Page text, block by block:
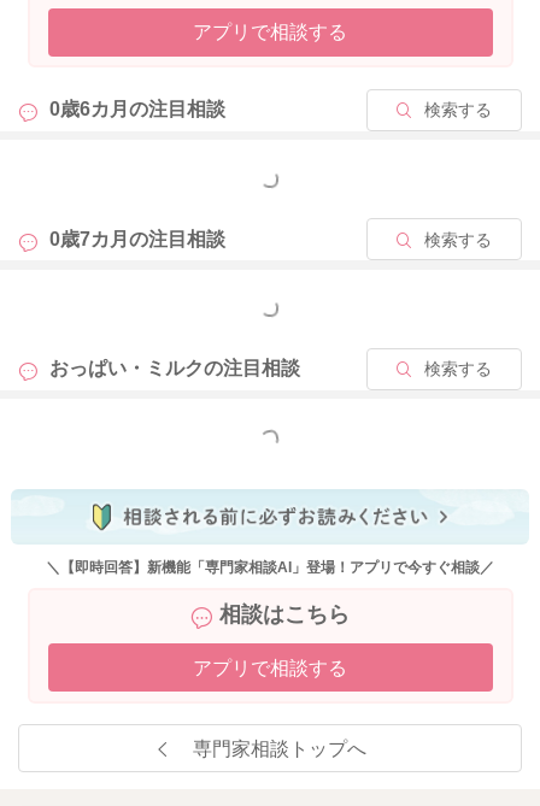
るといいのかなと思います。
どうぞよろしくお願いします。
アプリで相談する
0歳6カ月の注目相談 検索する
もっと見る
0歳7カ月の注目相談 検索する
もっと見る
おっぱい・ミルクの注目相談 検索する
もっと見る
＼【即時回答】新機能「専門家相談AI」登場！アプリで今すぐ相談／
相談はこちら
アプリで相談する
専門家相談トップへ